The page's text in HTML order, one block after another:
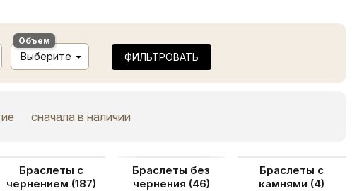
Объем
Выберите ФИЛЬТРОВАТЬ
сначала в наличии
Браслеты с
чернением (187)
Браслеты без
чернения (46)
Браслеты с
камнями (4)